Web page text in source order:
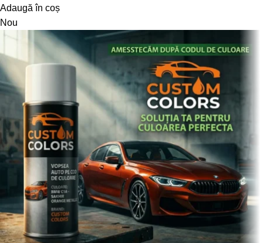
Adaugă în coș
Nou